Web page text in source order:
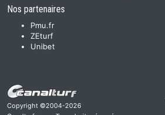
Nos partenaires
Pmu.fr
ZEturf
Unibet
Copyright ©2004-2026